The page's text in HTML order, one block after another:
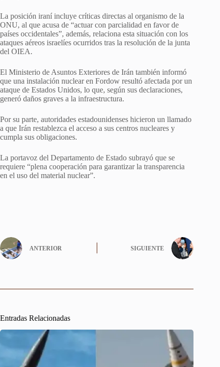
La posición iraní incluye críticas directas al organismo de la
ONU, al que acusa de “actuar con parcialidad en favor de
países occidentales”, además, relaciona esta situación con los
ataques aéreos israelíes ocurridos tras la resolución de la junta
del OIEA.
El Ministerio de Asuntos Exteriores de Irán también informó
que una instalación nuclear en Fordow resultó afectada por un
ataque de Estados Unidos, lo que, según sus declaraciones,
generó daños graves a la infraestructura.
Por su parte, autoridades estadounidenses hicieron un llamado
a que Irán restablezca el acceso a sus centros nucleares y
cumpla sus obligaciones.
La portavoz del Departamento de Estado subrayó que se
requiere “plena cooperación para garantizar la transparencia
en el uso del material nuclear”.
ANTERIOR SIGUIENTE
Entradas Relacionadas